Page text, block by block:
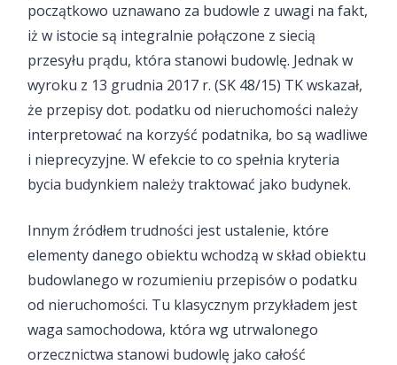
początkowo uznawano za budowle z uwagi na fakt,
iż w istocie są integralnie połączone z siecią
przesyłu prądu, która stanowi budowlę. Jednak w
wyroku z 13 grudnia 2017 r. (SK 48/15) TK wskazał,
że przepisy dot. podatku od nieruchomości należy
interpretować na korzyść podatnika, bo są wadliwe
i nieprecyzyjne. W efekcie to co spełnia kryteria
bycia budynkiem należy traktować jako budynek.
Innym źródłem trudności jest ustalenie, które
elementy danego obiektu wchodzą w skład obiektu
budowlanego w rozumieniu przepisów o podatku
od nieruchomości. Tu klasycznym przykładem jest
waga samochodowa, która wg utrwalonego
orzecznictwa stanowi budowlę jako całość